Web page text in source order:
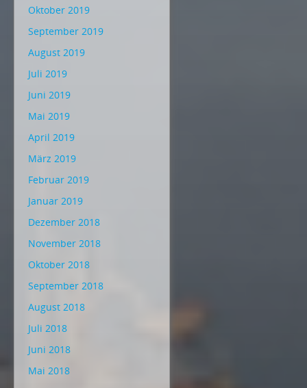
Oktober 2019
September 2019
August 2019
Juli 2019
Juni 2019
Mai 2019
April 2019
März 2019
Februar 2019
Januar 2019
Dezember 2018
November 2018
Oktober 2018
September 2018
August 2018
Juli 2018
Juni 2018
Mai 2018